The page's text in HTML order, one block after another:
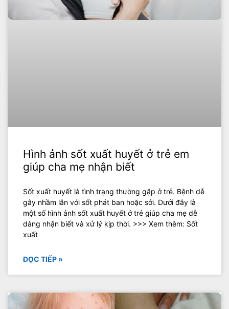
Hình ảnh sốt xuất huyết ở trẻ em
giúp cha mẹ nhận biết
Sốt xuất huyết là tình trạng thường gặp ở trẻ. Bệnh dễ
gây nhầm lẫn với sốt phát ban hoặc sởi. Dưới đây là
một số hình ảnh sốt xuất huyết ở trẻ giúp cha mẹ dễ
dàng nhận biết và xử lý kịp thời. >>> Xem thêm: Sốt
xuất
ĐỌC TIẾP »